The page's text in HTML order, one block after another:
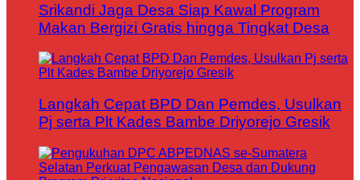
Srikandi Jaga Desa Siap Kawal Program
Makan Bergizi Gratis hingga Tingkat Desa
Langkah Cepat BPD Dan Pemdes, Usulkan
Pj serta Plt Kades Bambe Driyorejo Gresik